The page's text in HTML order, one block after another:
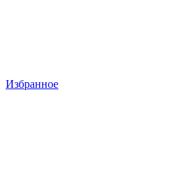
Избранное